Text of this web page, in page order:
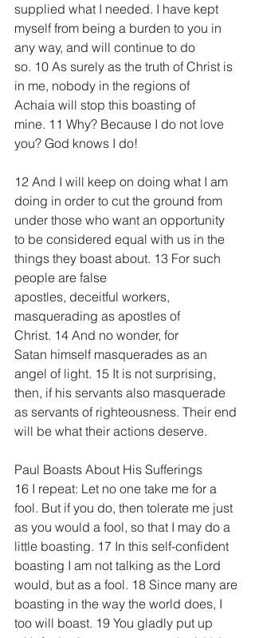
supplied what I needed. I have kept
myself from being a burden to you in
any way, and will continue to do
so. 10 As surely as the truth of Christ is
in me, nobody in the regions of
Achaia will stop this boasting of
mine. 11 Why? Because I do not love
you? God knows I do!
12 And I will keep on doing what I am
doing in order to cut the ground from
under those who want an opportunity
to be considered equal with us in the
things they boast about. 13 For such
people are false
apostles, deceitful workers,
masquerading as apostles of
Christ. 14 And no wonder, for
Satan himself masquerades as an
angel of light. 15 It is not surprising,
then, if his servants also masquerade
as servants of righteousness. Their end
will be what their actions deserve.
Paul Boasts About His Sufferings
16 I repeat: Let no one take me for a
fool. But if you do, then tolerate me just
as you would a fool, so that I may do a
little boasting. 17 In this self-confident
boasting I am not talking as the Lord
would, but as a fool. 18 Since many are
boasting in the way the world does, I
too will boast. 19 You gladly put up